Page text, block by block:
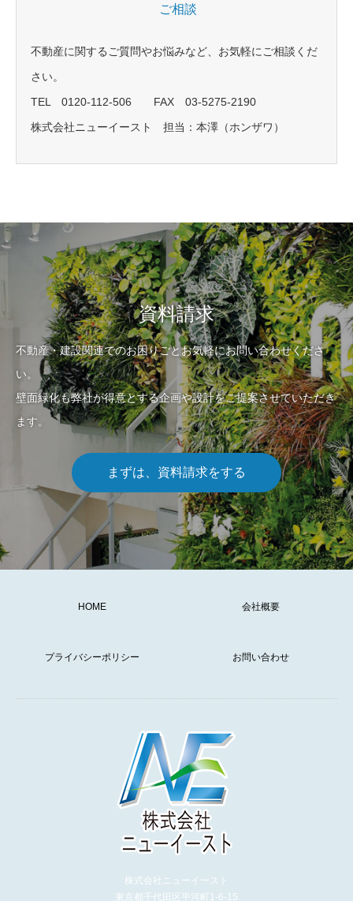
ご相談
不動産に関するご質問やお悩みなど、お気軽にご相談くだ
さい。
TEL 0120-112-506 FAX 03-5275-2190
株式会社ニューイースト 担当：本澤（ホンザワ）
資料請求
不動産・建設関連でのお困りごとお気軽にお問い合わせくださ
い。
壁面緑化も弊社が得意とする企画や設計をご提案させていただき
ます。
まずは、資料請求をする
HOME 会社概要
プライバシーポリシー お問い合わせ
株式会社ニューイースト
東京都千代田区平河町1-6-15